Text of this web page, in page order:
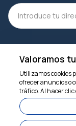
MEDIOS DE
Valoramos
Utilizamos cookies
ofrecer anuncios o
tráfico. Al hacer clic
Estamos aquí
ayudar